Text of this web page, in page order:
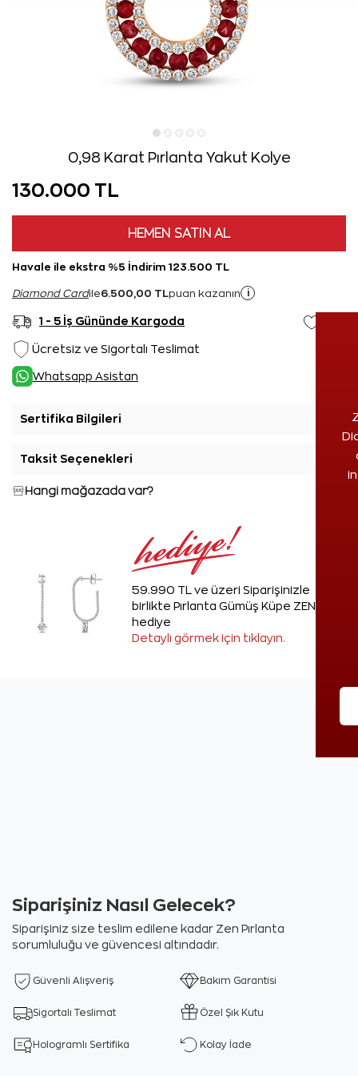
0,98 Karat Pırlanta Yakut Kolye
130.000 TL
HEMEN SATIN AL
Havale ile ekstra %5 İndirim 123.500 TL
Diamond Cardile6.500,00 TL puan kazanın i
1 - 5 İş Gününde Kargoda
Ücretsiz ve Sigortalı Teslimat
Whatsapp Asistan
Sertifika Bilgileri
Taksit Seçenekleri
Hangi mağazada var?
59.990 TL ve üzeri Siparişinizle
birlikte Pırlanta Gümüş Küpe ZEN'den
hediye
Detaylı görmek için tıklayın.
Siparişiniz Nasıl Gelecek?
Siparişiniz size teslim edilene kadar Zen Pırlanta
sorumluluğu ve güvencesi altındadır.
Güvenli Alışveriş Bakım Garantisi
Sigortalı Teslimat Özel Şık Kutu
Hologramlı Sertifika Kolay İade